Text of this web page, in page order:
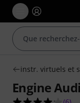
instr. virtuels et
Engine